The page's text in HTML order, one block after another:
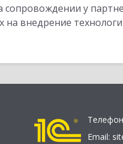
сопровождении у
на внедрение
Email: